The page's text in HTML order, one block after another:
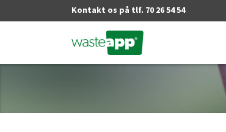
Kontakt os på tlf. 70 26 54 54